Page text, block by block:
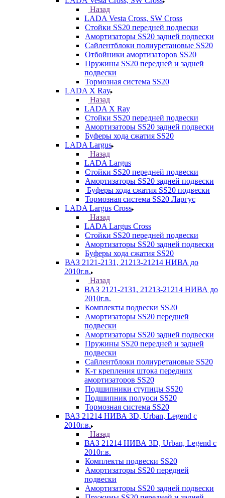
Назад
LADA Vesta Cross, SW Cross
Стойки SS20 передней подвески
Амортизаторы SS20 задней подвески
Сайлентблоки полиуретановые SS20
Отбойники амортизаторов SS20
Пружины SS20 передней и задней
подвески
Тормозная система SS20
LADA X Ray
Назад
LADA X Ray
Стойки SS20 передней подвески
Амортизаторы SS20 задней подвески
Буферы хода сжатия SS20
LADA Largus
Назад
LADA Largus
Стойки SS20 передней подвески
Амортизаторы SS20 задней подвески
Буферы хода сжатия SS20 подвески
Тормозная система SS20 Ларгус
LADA Largus Cross
Назад
LADA Largus Cross
Стойки SS20 передней подвески
Амортизаторы SS20 задней подвески
Буферы хода сжатия SS20
ВАЗ 2121-2131, 21213-21214 НИВА до
2010г.в.
Назад
ВАЗ 2121-2131, 21213-21214 НИВА до
2010г.в.
Комплекты подвески SS20
Амортизаторы SS20 передней
подвески
Амортизаторы SS20 задней подвески
Пружины SS20 передней и задней
подвески
Сайлентблоки полиуретановые SS20
К-т крепления штока передних
амортизаторов SS20
Подшипники ступицы SS20
Подшипник полуоси SS20
Тормозная система SS20
ВАЗ 21214 НИВА 3D, Urban, Legend c
2010г.в.
Назад
ВАЗ 21214 НИВА 3D, Urban, Legend c
2010г.в.
Комплекты подвески SS20
Амортизаторы SS20 передней
подвески
Амортизаторы SS20 задней подвески